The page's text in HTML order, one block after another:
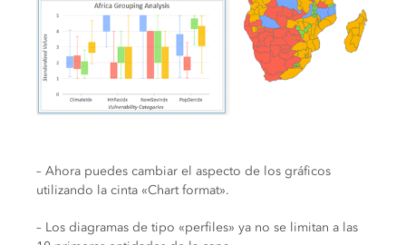
– Ahora puedes cambiar el aspecto de los gráficos
utilizando la cinta «Chart format».
– Los diagramas de tipo «perfiles» ya no se limitan a las